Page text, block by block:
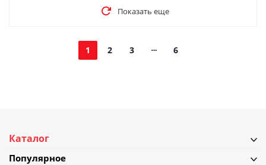
Показать еще
1 2 3 6
Каталог
Популярное